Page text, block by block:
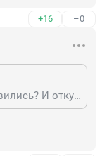
+16 –0
И откуда в тайнике-то дроны появились? И откуда у них такие боевые навыки, что даже матерые волкодавы не смогли взять их живыми?